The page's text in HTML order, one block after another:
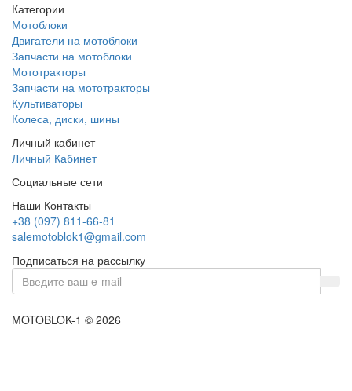
Категории
Мотоблоки
Двигатели на мотоблоки
Запчасти на мотоблоки
Мототракторы
Запчасти на мототракторы
Культиваторы
Колеса, диски, шины
Личный кабинет
Личный Кабинет
Социальные сети
Наши Контакты
+38 (097) 811-66-81
salemotoblok1@gmail.com
Подписаться на рассылку
MOTOBLOK-1 © 2026